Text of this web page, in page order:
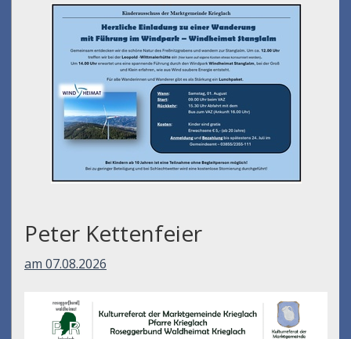
Peter Kettenfeier
am 07.08.2026